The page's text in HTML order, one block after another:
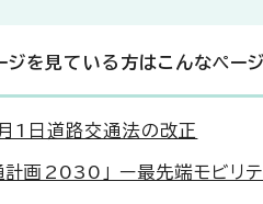
ジを見ている方はこんなペー
1日道路交通法の改正
計画2030」 ー最先端モビリ